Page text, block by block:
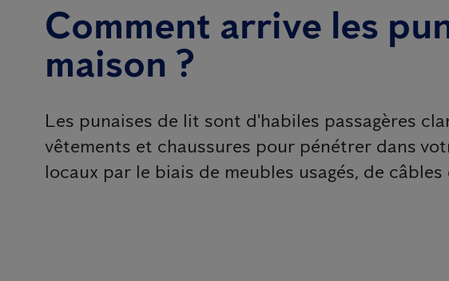
Comment arrive les
maison ?
Les punaises de lit sont d'habiles passagères
vêtements et chaussures pour pénétrer dans
locaux par le biais de meubles usagés, de